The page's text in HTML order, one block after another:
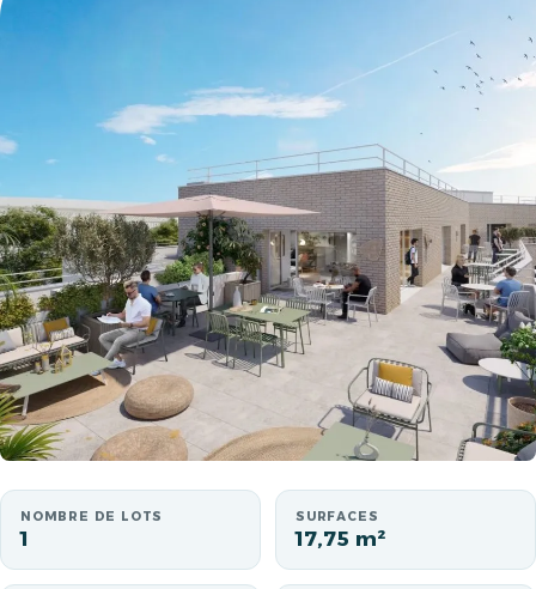
NOMBRE DE LOTS
1
SURFACES
17,75 m²